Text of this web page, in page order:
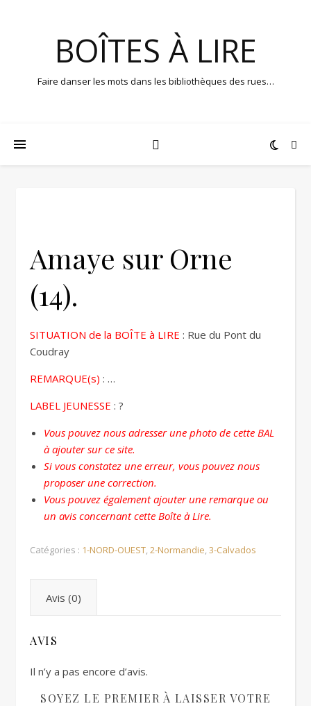
BOÎTES À LIRE
Faire danser les mots dans les bibliothèques des rues…
Amaye sur Orne
(14).
SITUATION de la BOÎTE à LIRE : Rue du Pont du
Coudray
REMARQUE(s) : …
LABEL JEUNESSE : ?
Vous pouvez nous adresser une photo de cette BAL
à ajouter sur ce site.
Si vous constatez une erreur, vous pouvez nous
proposer une correction.
Vous pouvez également ajouter une remarque ou
un avis concernant cette Boîte à Lire.
Catégories : 1-NORD-OUEST,2-Normandie,3-Calvados
Avis (0)
AVIS
Il n’y a pas encore d’avis.
SOYEZ LE PREMIER À LAISSER VOTRE